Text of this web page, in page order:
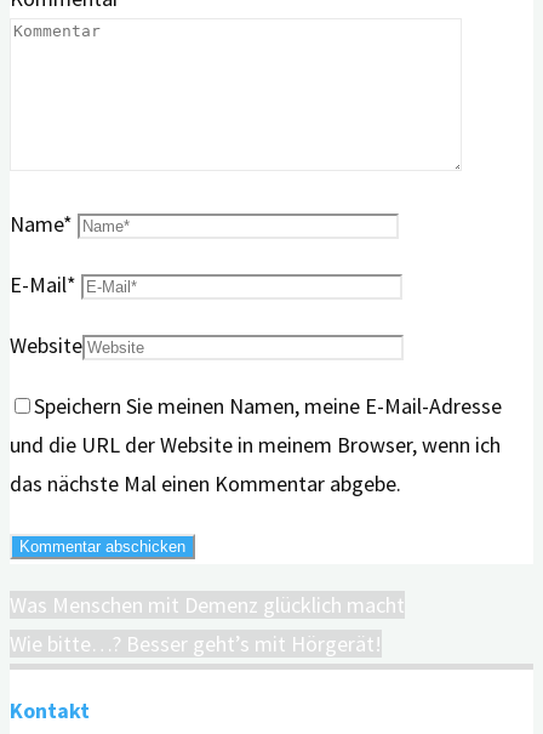
Name*
E-Mail*
Website
Speichern Sie meinen Namen, meine E-Mail-Adresse
und die URL der Website in meinem Browser, wenn ich
das nächste Mal einen Kommentar abgebe.
Was Menschen mit Demenz glücklich macht
Wie bitte…? Besser geht’s mit Hörgerät!
Kontakt